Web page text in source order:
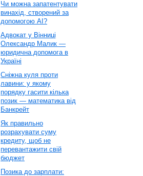
Чи можна запатентувати
винахід, створений за
допомогою AI?
Адвокат у Вінниці
Олександр Малик —
юридична допомога в
Україні
Сніжна куля проти
лавини: у якому
порядку гасити кілька
позик — математика від
Банкрейт
Як правильно
розрахувати суму
кредиту, щоб не
перевантажити свій
бюджет
Позика до зарплати: